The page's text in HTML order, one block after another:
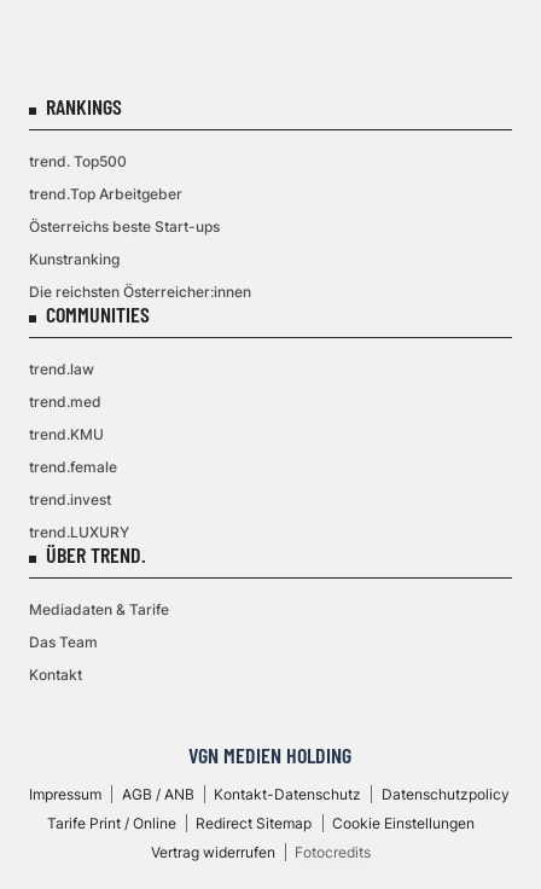
RANKINGS
trend. Top500
trend.Top Arbeitgeber
Österreichs beste Start-ups
Kunstranking
Die reichsten Österreicher:innen
COMMUNITIES
trend.law
trend.med
trend.KMU
trend.female
trend.invest
trend.LUXURY
ÜBER TREND.
Mediadaten & Tarife
Das Team
Kontakt
VGN MEDIEN HOLDING
Impressum AGB / ANB Kontakt-Datenschutz
Datenschutzpolicy
Tarife Print / Online
Redirect Sitemap
Cookie Einstellungen
Vertrag widerrufen
Fotocredits